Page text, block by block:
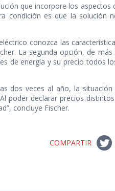
que incorpore los aspectos
condición es que la solución
conozca las
La segunda opción, de
de energía y su precio todos
dos veces al año, la
poder declarar precios
concluye Fischer.
COMPARTIR